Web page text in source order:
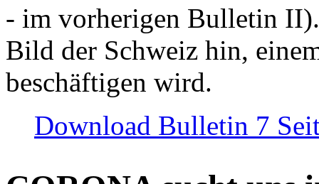
- im vorherigen Bulletin
Bild der Schweiz hin,
beschäftigen wird.
Download Bulletin 7